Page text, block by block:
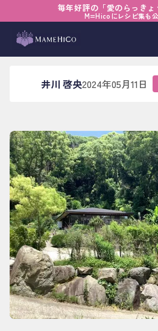
毎年好評の「愛のらっきょ
M=Hicoにレシピ集も
› 井川のはなし › 糸島のレスト
糸島のレストラン
井川 啓央2024年05月11日